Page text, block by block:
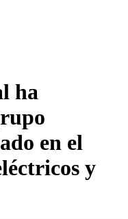
ha
en el
y